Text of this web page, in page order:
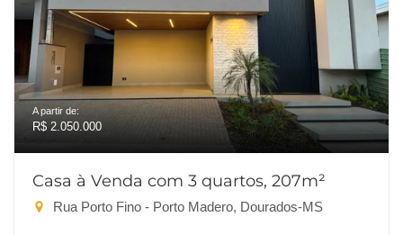
A partir de:
R$ 2.050.000
Casa à Venda com 3 quartos, 207m²
Rua Porto Fino - Porto Madero, Dourados-MS